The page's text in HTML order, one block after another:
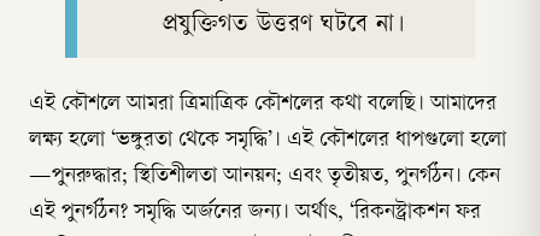
প্রযুক্তিগত উত্তরণ ঘটবে না।
এই কৌশলে আমরা ত্রিমাত্রিক কৌশলের কথা বলেছি। আমাদের
লক্ষ্য হলো ‘ভঙ্গুরতা থেকে সমৃদ্ধি’। এই কৌশলের ধাপগুলো হলো
—পুনরুদ্ধার; স্থিতিশীলতা আনয়ন; এবং তৃতীয়ত, পুনর্গঠন। কেন
এই পুনর্গঠন? সমৃদ্ধি অর্জনের জন্য। অর্থাৎ, ‘রিকনস্ট্রাকশন ফর